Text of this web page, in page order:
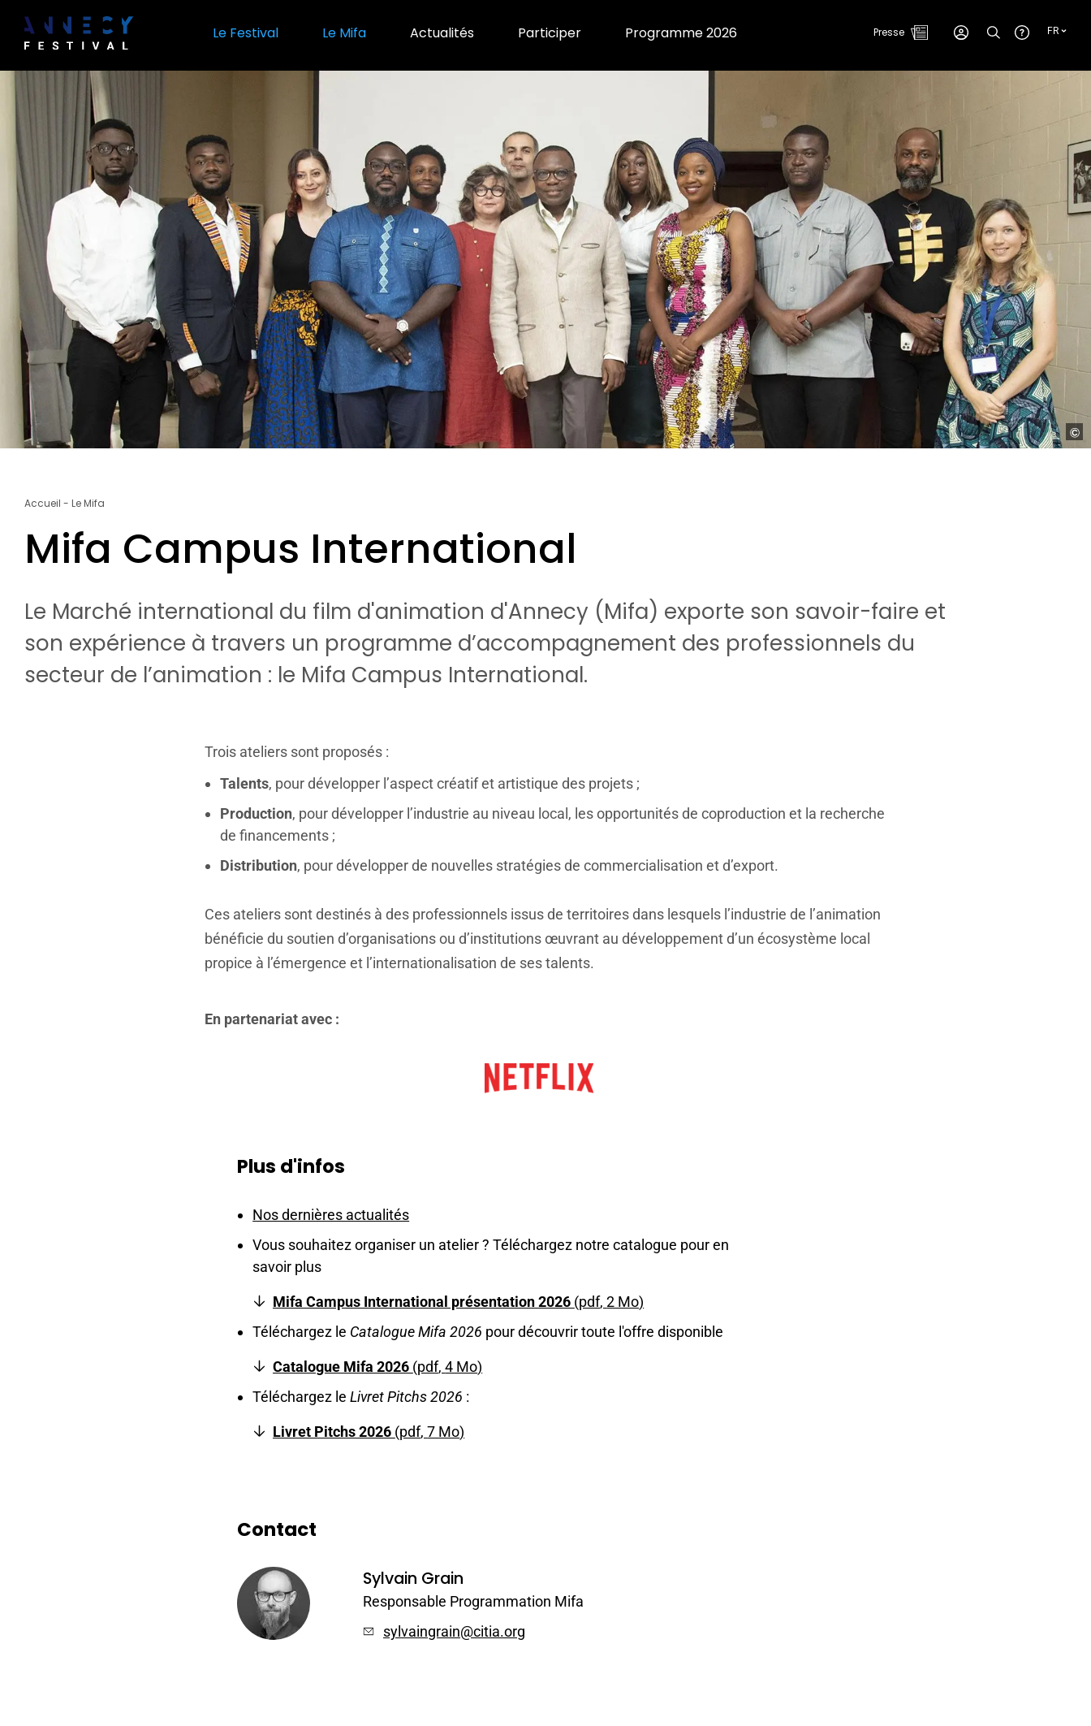
contenu
FR
Presse
Le Festival Le Mifa Actualités Participer Programme 2026
Fil
Accueil Le Mifa
Mifa Campus International
Le Marché international du film d'animation d'Annecy (Mifa) exporte son savoir-faire et
son expérience à travers un programme d’accompagnement des professionnels du
secteur de l’animation : le Mifa Campus International.
Trois ateliers sont proposés :
Talents, pour développer l’aspect créatif et artistique des projets ;
Production, pour développer l’industrie au niveau local, les opportunités de coproduction et la recherche
de financements ;
Distribution, pour développer de nouvelles stratégies de commercialisation et d’export.
Ces ateliers sont destinés à des professionnels issus de territoires dans lesquels l’industrie de l’animation
bénéficie du soutien d’organisations ou d’institutions œuvrant au développement d’un écosystème local
propice à l’émergence et l’internationalisation de ses talents.
En partenariat avec :
Plus d'infos
Nos dernières actualités
Vous souhaitez organiser un atelier ? Téléchargez notre catalogue pour en
savoir plus
Mifa Campus International présentation 2026 pdf 2 Mo
Téléchargez le Catalogue Mifa 2026 pour découvrir toute l'offre disponible
Catalogue Mifa 2026 pdf 4 Mo
Téléchargez leLivret Pitchs 2026 :
Livret Pitchs 2026 pdf 7 Mo
Contact
Sylvain Grain
Responsable Programmation Mifa
sylvaingrain@citia.org